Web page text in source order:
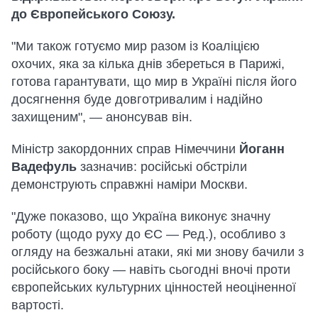
до Європейського Союзу.
"Ми також готуємо мир разом із Коаліцією
охочих, яка за кілька днів збереться в Парижі,
готова гарантувати, що мир в Україні після його
досягнення буде довготривалим і надійно
захищеним", — анонсував він.
Міністр закордонних справ Німеччини Йоганн
Вадефуль зазначив: російські обстріли
демонструють справжні наміри Москви.
"Дуже показово, що Україна виконує значну
роботу (щодо руху до ЄС — Ред.), особливо з
огляду на безжальні атаки, які ми знову бачили з
російського боку — навіть сьогодні вночі проти
європейських культурних цінностей неоціненної
вартості.